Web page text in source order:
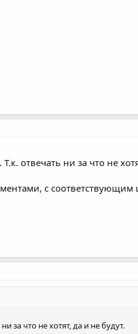
отвечать ни за что не
с соответствующим
за что не хотят, да и не будут.